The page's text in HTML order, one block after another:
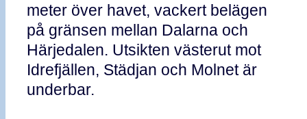
meter över havet, vackert belägen
på gränsen mellan Dalarna och
Härjedalen. Utsikten västerut mot
Idrefjällen, Städjan och Molnet är
underbar.